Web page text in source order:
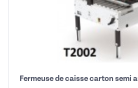
Fermeuse de caisse carton semi